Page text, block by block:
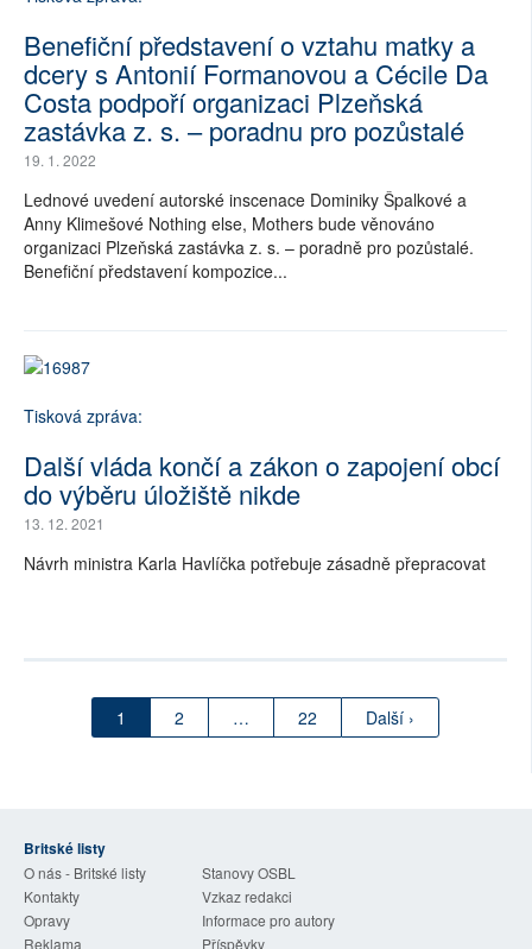
Benefiční představení o vztahu matky a
dcery s Antonií Formanovou a Cécile Da
Costa podpoří organizaci Plzeňská
zastávka z. s. – poradnu pro pozůstalé
19. 1. 2022
Lednové uvedení autorské inscenace Dominiky Špalkové a
Anny Klimešové Nothing else, Mothers bude věnováno
organizaci Plzeňská zastávka z. s. – poradně pro pozůstalé.
Benefiční představení kompozice...
Tisková zpráva:
Další vláda končí a zákon o zapojení obcí
do výběru úložiště nikde
13. 12. 2021
Návrh ministra Karla Havlíčka potřebuje zásadně přepracovat
1 2 … 22 Další ›
Britské listy
O nás - Britské listy
Stanovy OSBL
Kontakty
Vzkaz redakci
Opravy
Informace pro autory
Reklama
Příspěvky